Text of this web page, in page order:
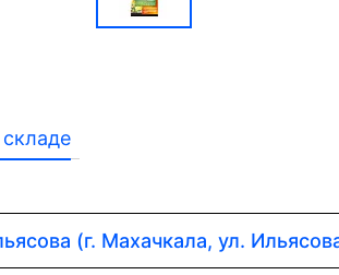
(г. Махачкала, ул.